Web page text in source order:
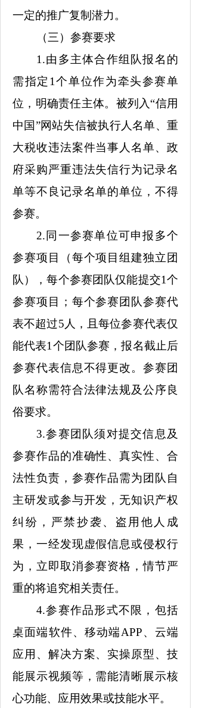
一定的推广复制潜力。
（三）参赛要求
1.由多主体合作组队报名的
需指定1个单位作为牵头参赛单
位，明确责任主体。被列入“信用
中国”网站失信被执行人名单、重
大税收违法案件当事人名单、政
府采购严重违法失信行为记录名
单等不良记录名单的单位，不得
参赛。
2.同一参赛单位可申报多个
参赛项目（每个项目组建独立团
队），每个参赛团队仅能提交1个
参赛项目；每个参赛团队参赛代
表不超过5人，且每位参赛代表仅
能代表1个团队参赛，报名截止后
参赛代表信息不得更改。参赛团
队名称需符合法律法规及公序良
俗要求。
3.参赛团队须对提交信息及
参赛作品的准确性、真实性、合
法性负责，参赛作品需为团队自
主研发或参与开发，无知识产权
纠纷，严禁抄袭、盗用他人成
果，一经发现虚假信息或侵权行
为，立即取消参赛资格，情节严
重的将追究相关责任。
4.参赛作品形式不限，包括
桌面端软件、移动端APP、云端
应用、解决方案、实操原型、技
能展示视频等，需能清晰展示核
心功能、应用效果或技能水平。